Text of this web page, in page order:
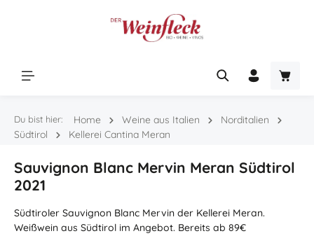
Du bist hier: Home Weine aus Italien
Norditalien
Südtirol
Kellerei Cantina Meran
Sauvignon Blanc Mervin Meran Südtirol
2021
Südtiroler Sauvignon Blanc Mervin der Kellerei Meran.
Weißwein aus Südtirol im Angebot. Bereits ab 89€